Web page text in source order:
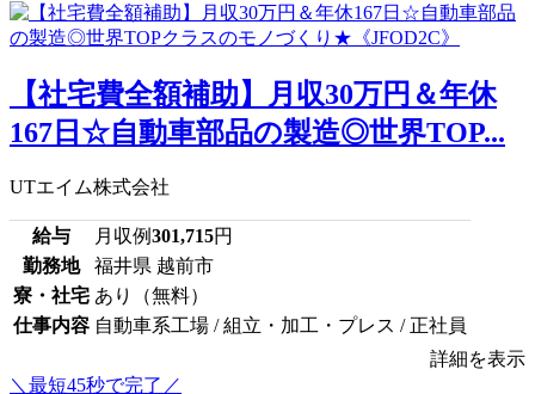
【社宅費全額補助】月収30万円＆年休
167日☆自動車部品の製造◎世界TOP...
UTエイム株式会社
給与 月収例301,715円
勤務地
福井県 越前市
寮・社宅 あり（無料）
仕事内容 自動車系工場 / 組立・加工・プレス / 正社員
詳細を表示
＼最短45秒で完了／